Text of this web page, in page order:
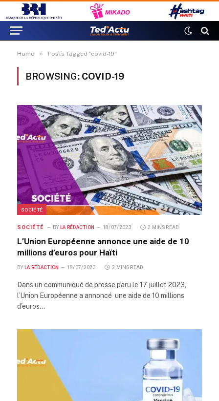
Home » Posts Tagged "covid-19"
BROWSING: COVID-19
SOCIÉTÉ
SOCIÉTÉ BY LA RÉDACTION 18/07/2023 2 MINS READ
L’Union Européenne annonce une aide de 10
millions d’euros pour Haïti
BY LA RÉDACTION 18/07/2023 2 MINS READ
Dans un communiqué de presse paru le 17 juillet 2023,
l’Union Européenne a annoncé une aide de 10 millions
d’euros…